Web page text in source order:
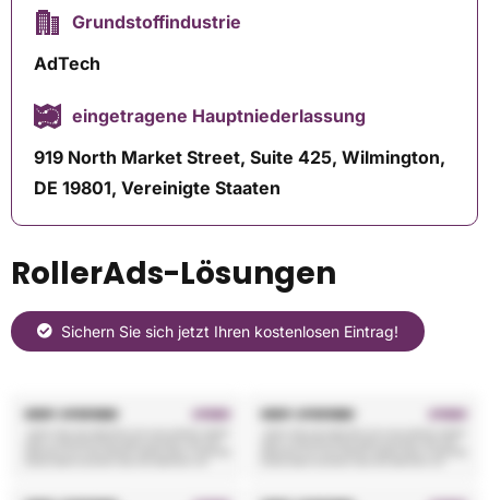
Grundstoffindustrie
AdTech
eingetragene Hauptniederlassung
919 North Market Street, Suite 425, Wilmington,
DE 19801, Vereinigte Staaten
RollerAds-Lösungen
Sichern Sie sich jetzt Ihren kostenlosen Eintrag!